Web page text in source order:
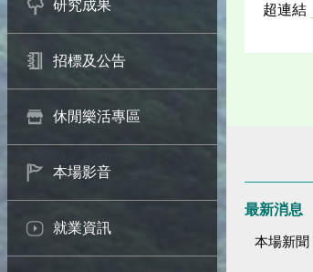
研究成果
招標及公告
休閒樂活專區
本場影音
就業資訊
超連結
最新消息
本場新聞